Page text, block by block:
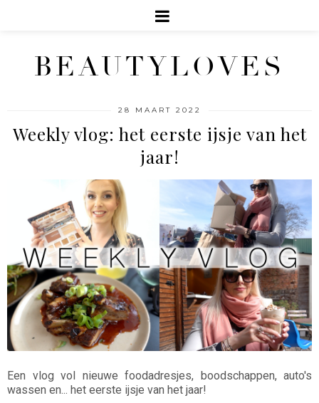
BEAUTYLOVES
28 MAART 2022
Weekly vlog: het eerste ijsje van het
jaar!
Een vlog vol nieuwe foodadresjes, boodschappen, auto's
wassen en... het eerste ijsje van het jaar!